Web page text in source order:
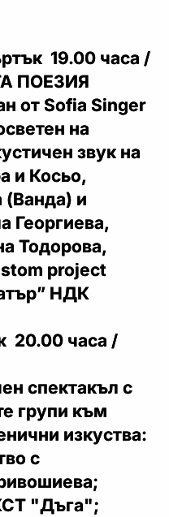
19.00 часа /
ПОЕЗИЯ
от Sofia Singer
на
звук на
и Косьо,
(Ванда) и
Георгиева,
Тодорова,
project
НДК
20.00 часа /
спектакъл с
групи към
изкуства:
с
"Дъга";